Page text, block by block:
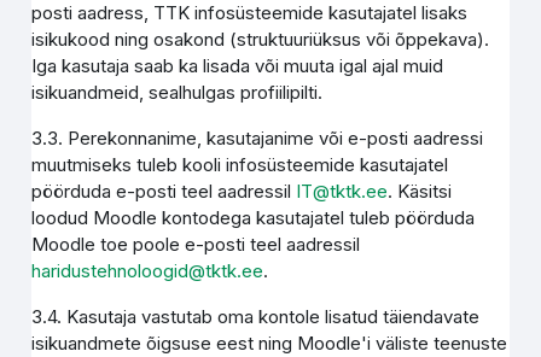
posti aadress, TTK infosüsteemide kasutajatel lisaks
isikukood ning osakond (struktuuriüksus või õppekava).
Iga kasutaja saab ka lisada või muuta igal ajal muid
isikuandmeid, sealhulgas profiilipilti.
3.3. Perekonnanime, kasutajanime või e-posti aadressi
muutmiseks tuleb kooli infosüsteemide kasutajatel
pöörduda e-posti teel aadressil IT@tktk.ee. Käsitsi
loodud Moodle kontodega kasutajatel tuleb pöörduda
Moodle toe poole e-posti teel aadressil
haridustehnoloogid@tktk.ee.
3.4. Kasutaja vastutab oma kontole lisatud täiendavate
isikuandmete õigsuse eest ning Moodle'i väliste teenuste